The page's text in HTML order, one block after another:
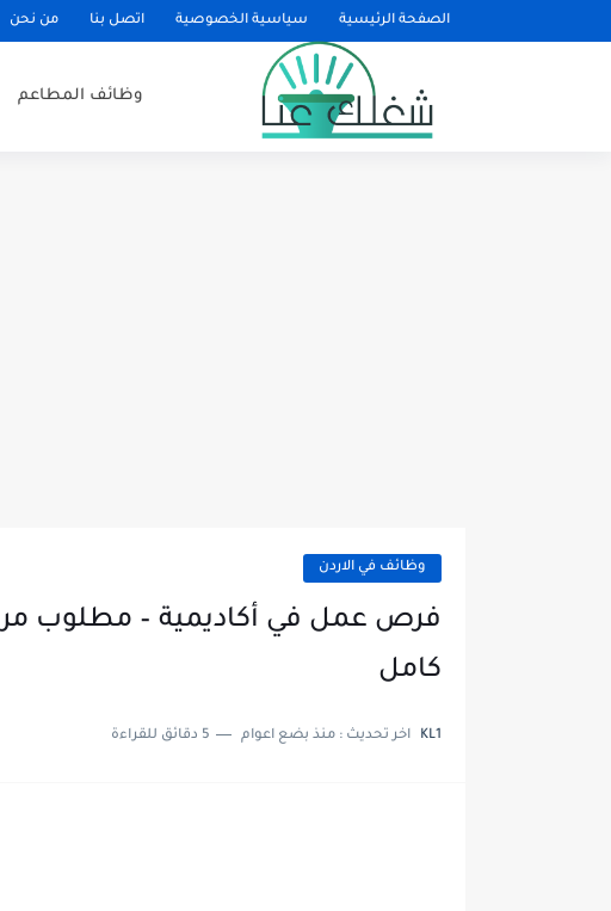
الصفحة الرئيسية سياسية الخصوصية اتصل بنا من نحن
وظائف المطاعم
وظائف في الاردن
كامل
KL1 اخر تحديث : منذ بضع اعوام 5 دقائق للقراءة